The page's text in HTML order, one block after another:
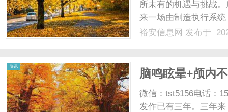
所未有的机遇与挑战
来一场由制造执行系
高效的数据管理和实
裕安信息网 发布于
资讯
脑鸣眩晕+颅内
路，请你听我细
微信：tst5156电话：
发作已有三年。三年